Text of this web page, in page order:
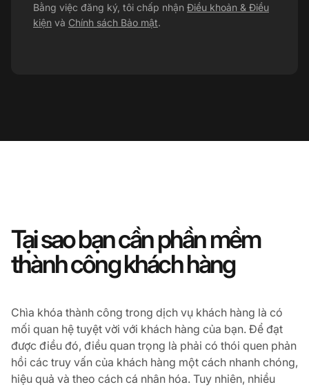
Bằng việc đăng ký, tôi chấp nhận Điều khoản & Điều
kiện và Chính sách Bảo mật.
Tại sao bạn cần phần mềm
thành công khách hàng
Chìa khóa thành công trong dịch vụ khách hàng là có
mối quan hệ tuyệt vời với khách hàng của bạn. Để đạt
được điều đó, điều quan trọng là phải có thói quen phản
hồi các truy vấn của khách hàng một cách nhanh chóng,
hiệu quả và theo cách cá nhân hóa. Tuy nhiên, nhiều